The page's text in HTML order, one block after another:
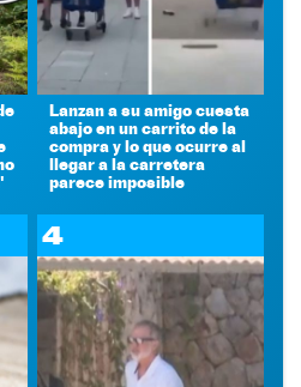
Lanzan a su amigo cuesta
abajo en un carrito de la
compra y lo que ocurre al
llegar a la carretera
parece imposible
4